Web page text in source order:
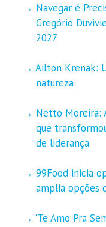
Navegar é
Gregório
2027
Ailton Krenak:
natureza
Netto Moreira:
que
de liderança
99Food inicia
amplia opções
‘Te Amo Pra